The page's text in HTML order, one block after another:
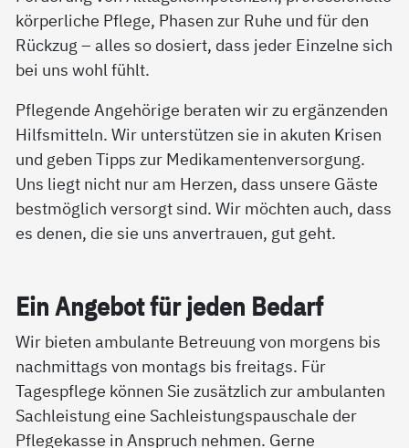
körperliche Pflege, Phasen zur Ruhe und für den
Rückzug – alles so dosiert, dass jeder Einzelne sich
bei uns wohl fühlt.
Pflegende Angehörige beraten wir zu ergänzenden
Hilfsmitteln. Wir unterstützen sie in akuten Krisen
und geben Tipps zur Medikamentenversorgung.
Uns liegt nicht nur am Herzen, dass unsere Gäste
bestmöglich versorgt sind. Wir möchten auch, dass
es denen, die sie uns anvertrauen, gut geht.
Ein An­ge­bot für je­den Be­darf
Wir bieten ambulante Betreuung von morgens bis
nachmittags von montags bis freitags. Für
Tagespflege können Sie zusätzlich zur ambulanten
Sachleistung eine Sachleistungspauschale der
Pflegekasse in Anspruch nehmen. Gerne